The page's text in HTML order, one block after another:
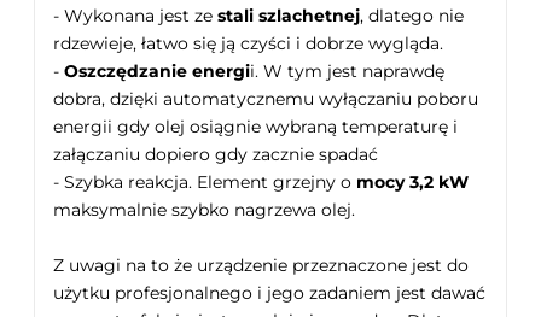
- Wykonana jest ze stali szlachetnej, dlatego nie
rdzewieje, łatwo się ją czyści i dobrze wygląda.
- Oszczędzanie energii. W tym jest naprawdę
dobra, dzięki automatycznemu wyłączaniu poboru
energii gdy olej osiągnie wybraną temperaturę i
załączaniu dopiero gdy zacznie spadać
- Szybka reakcja. Element grzejny o mocy 3,2 kW
maksymalnie szybko nagrzewa olej.
Z uwagi na to że urządzenie przeznaczone jest do
użytku profesjonalnego i jego zadaniem jest dawać